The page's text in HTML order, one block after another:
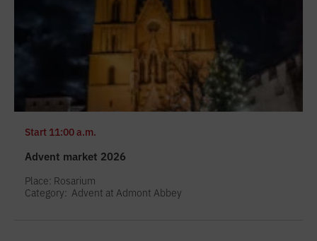
Start 11:00 a.m.
Advent market 2026
Place: Rosarium
Category: Advent at Admont Abbey